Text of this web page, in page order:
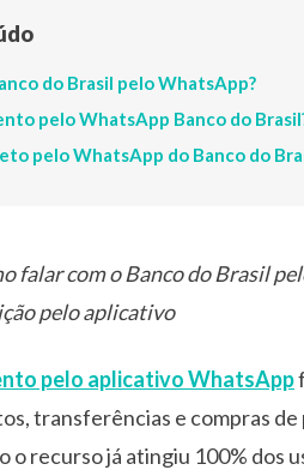
do Brasil pelo WhatsApp?
pelo WhatsApp Banco do
pelo WhatsApp do Banco do
falar com o Banco do Brasil
pelo aplicativo
pelo aplicativo WhatsApp
transferências e compras
o recurso já atingiu 100% dos